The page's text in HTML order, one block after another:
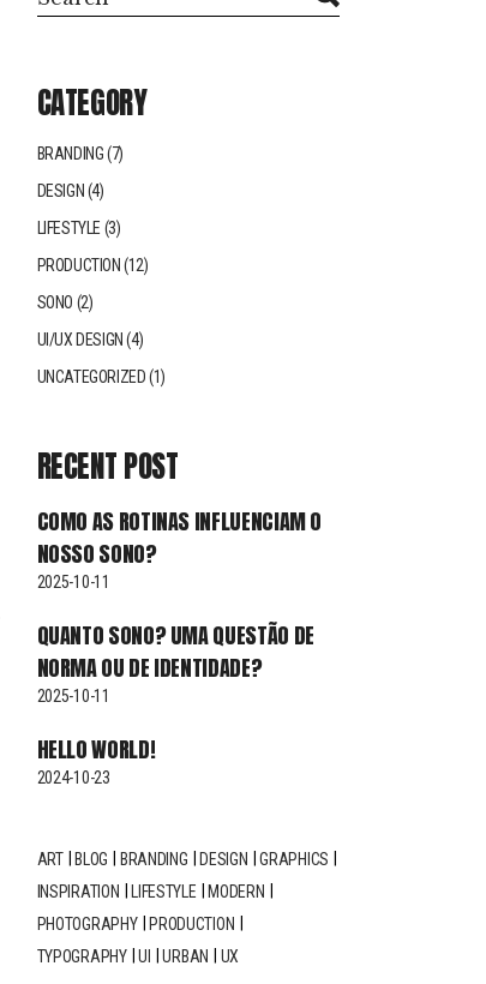
CATEGORY
BRANDING(7)
DESIGN (4)
LIFESTYLE (3)
PRODUCTION (12)
SONO (2)
UI/UX DESIGN (4)
UNCATEGORIZED(1)
RECENT POST
COMO AS ROTINAS INFLUENCIAM O
NOSSO SONO?
2025-10-11
QUANTO SONO? UMA QUESTÃO DE
NORMA OU DE IDENTIDADE?
2025-10-11
HELLO WORLD!
2024-10-23
ART BLOG BRANDING DESIGN
GRAPHICS
INSPIRATION
LIFESTYLE
MODERN
PHOTOGRAPHY
PRODUCTION
TYPOGRAPHY
UI URBAN UX